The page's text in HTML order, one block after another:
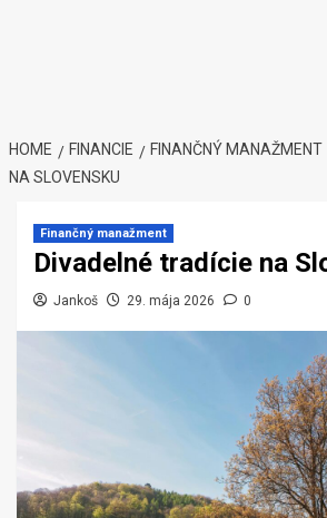
HOME FINANCIE FINANČNÝ MANAŽMENT
NA SLOVENSKU
Finančný manažment
Divadelné tradície na
Jankoš 29. mája 2026 0